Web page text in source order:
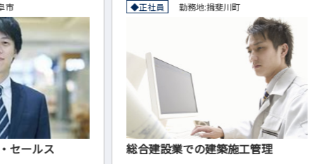
勤務地:揖斐川町
総合建設業での建築施工管理